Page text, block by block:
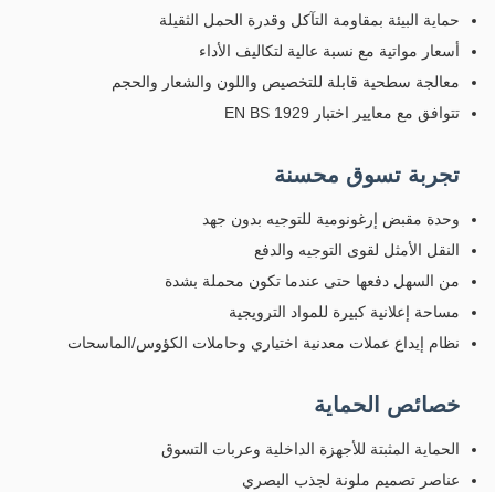
حماية البيئة بمقاومة التآكل وقدرة الحمل الثقيلة
أسعار مواتية مع نسبة عالية لتكاليف الأداء
معالجة سطحية قابلة للتخصيص واللون والشعار والحجم
تتوافق مع معايير اختبار EN BS 1929
تجربة تسوق محسنة
وحدة مقبض إرغونومية للتوجيه بدون جهد
النقل الأمثل لقوى التوجيه والدفع
من السهل دفعها حتى عندما تكون محملة بشدة
مساحة إعلانية كبيرة للمواد الترويجية
نظام إيداع عملات معدنية اختياري وحاملات الكؤوس/الماسحات
خصائص الحماية
الحماية المثبتة للأجهزة الداخلية وعربات التسوق
عناصر تصميم ملونة لجذب البصري